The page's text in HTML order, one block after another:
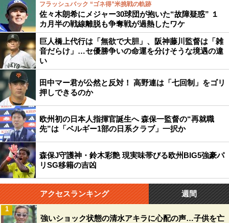
フラッシュバック “ゴネ得”米挑戦の軌跡
佐々木朗希にメジャー30球団が抱いた“故障疑惑” １
カ月半の戦線離脱も争奪戦が過熱したワケ
巨人橋上代行は「無欲で大胆」、阪神藤川監督は「雑
音だらけ」…セ優勝争いの命運を分けそうな境遇の違
い
田中マー君が公然と反対！ 高野連は「七回制」をゴリ
押しできるのか
欧州初の日本人指揮官誕生へ 森保一監督の“再就職
先”は「ベルギー1部の日系クラブ」一択か
森保J守護神・鈴木彩艶 現実味帯びる欧州BIG5強豪パ
リSG移籍の吉凶
アクセスランキング 週間
強いショック状態の清水アキラに心配の声…子供を亡
1